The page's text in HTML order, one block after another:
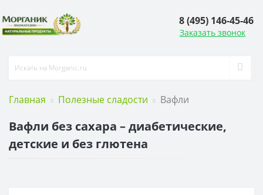
8 (495) 146-45-46
Заказать звонок
Главная Полезные сладости Вафли
Вафли без сахара – диабетические,
детские и без глютена